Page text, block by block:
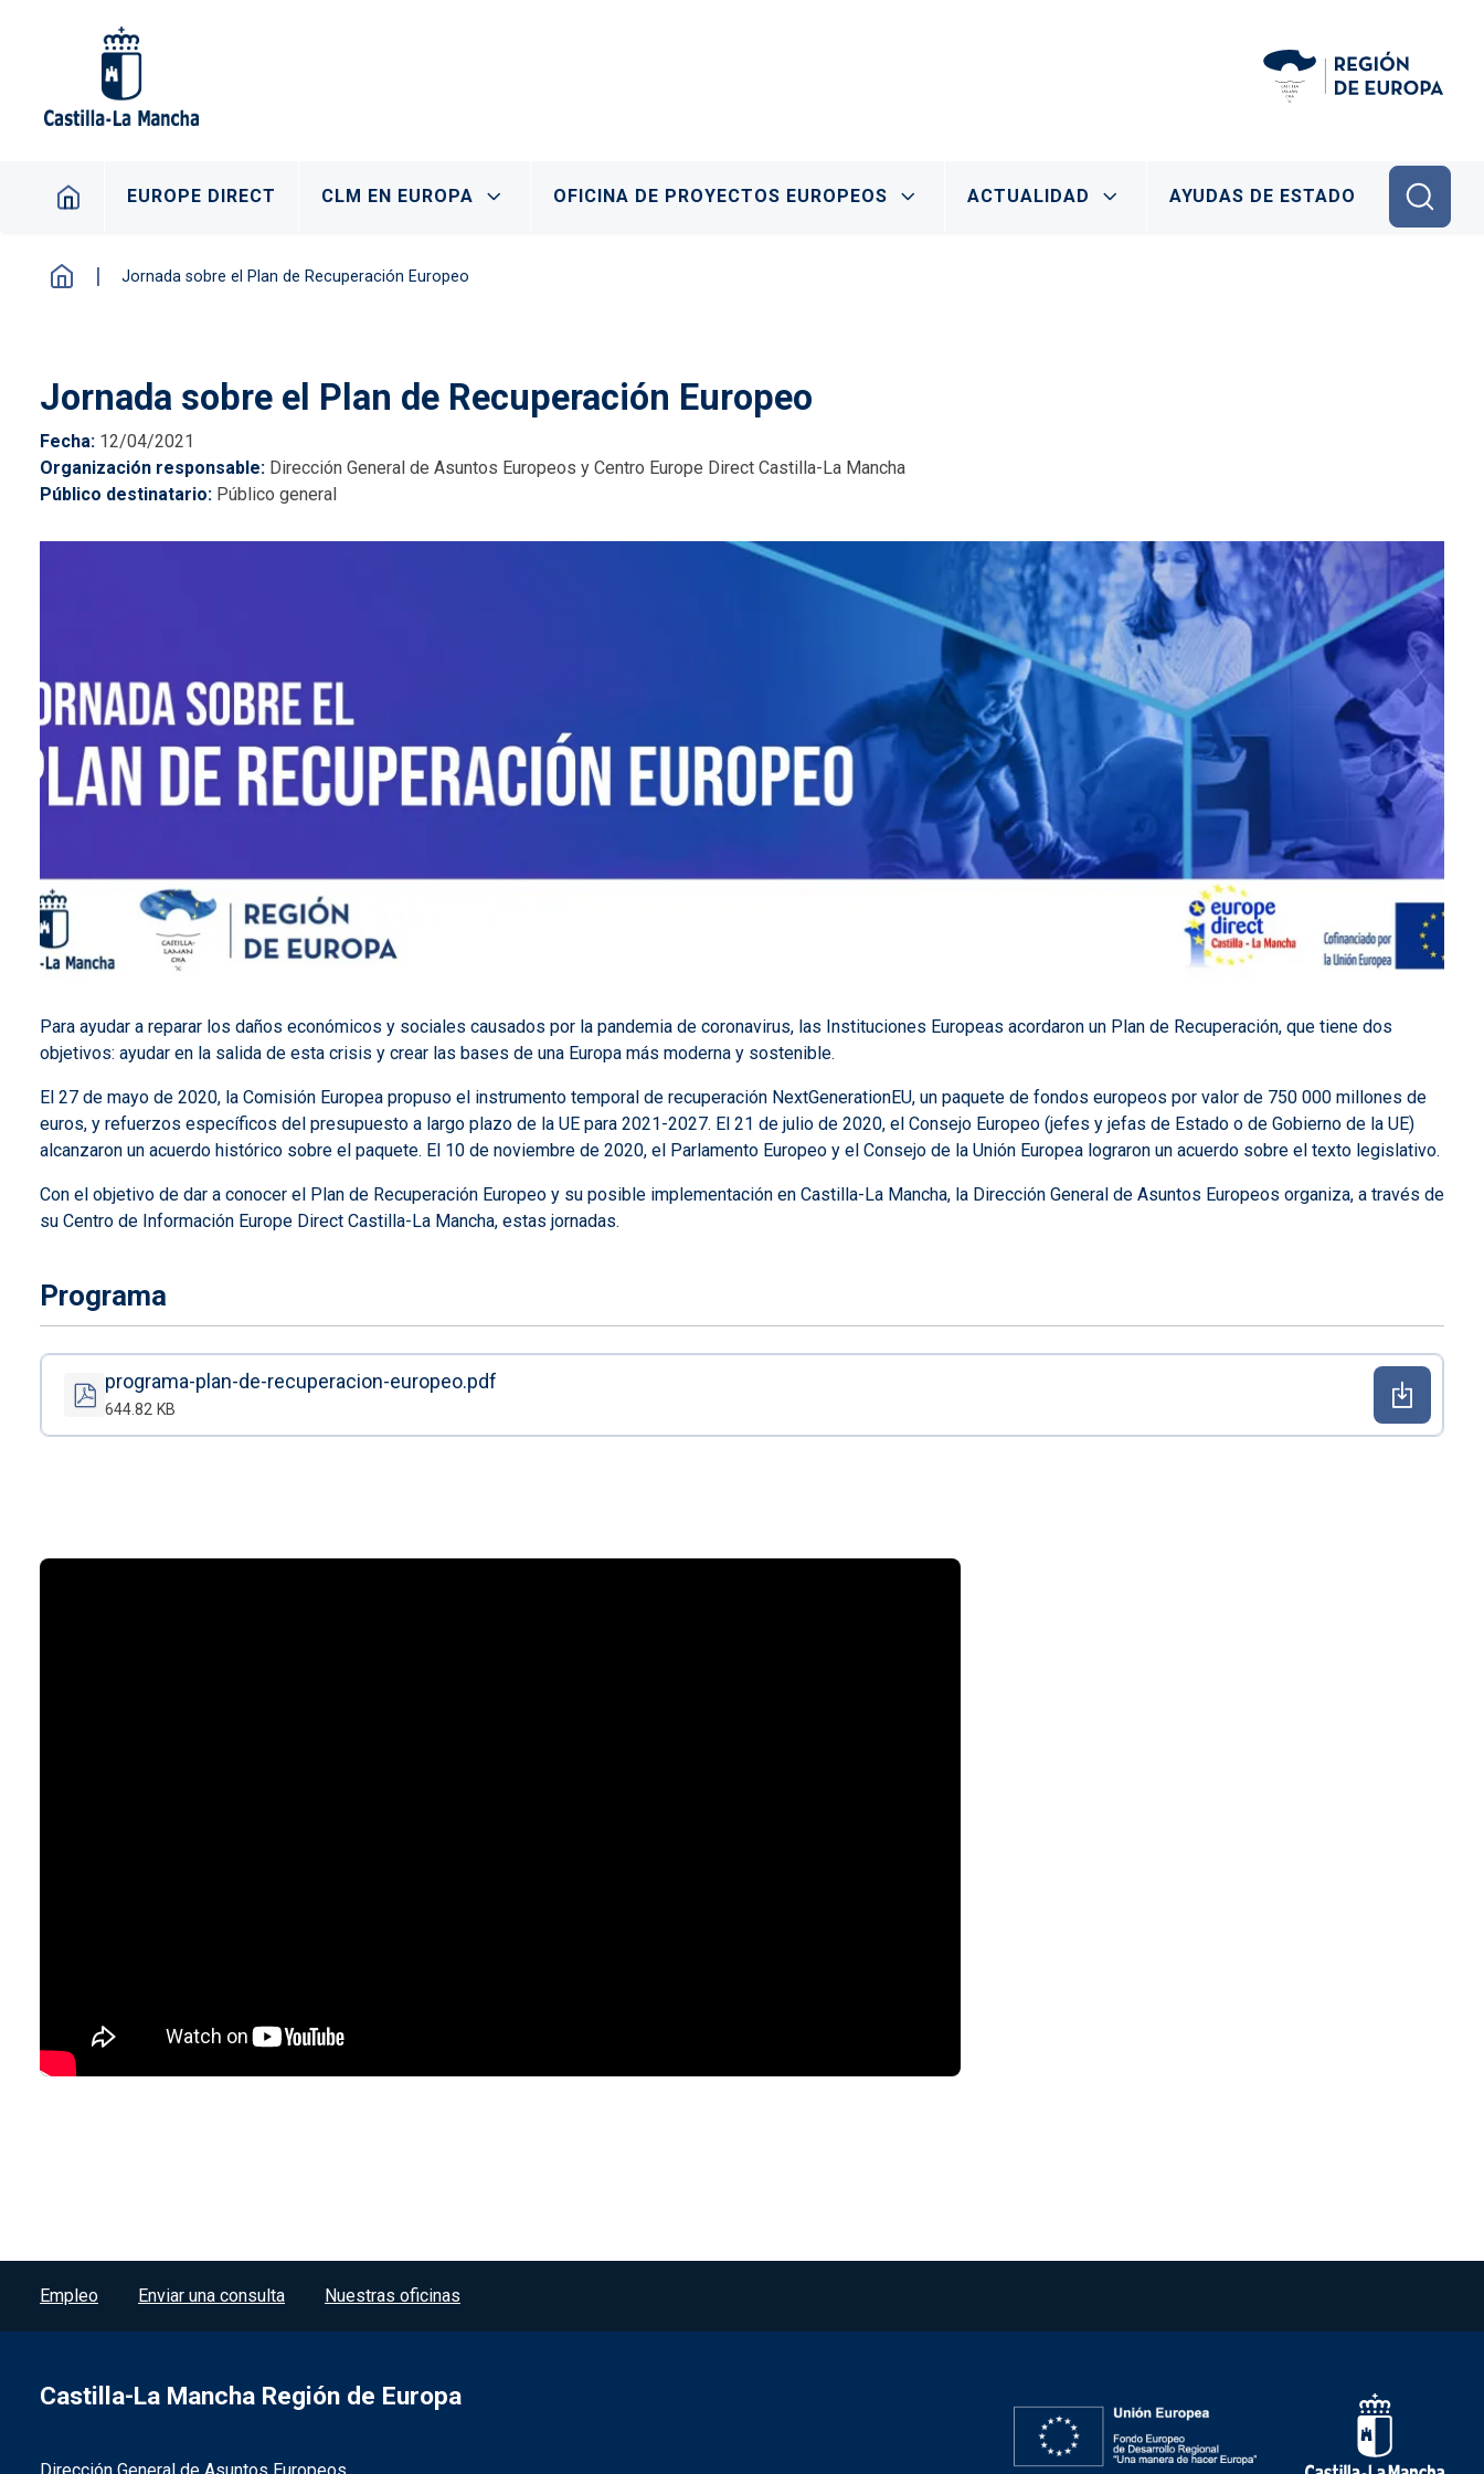
Navegación principal
EUROPE DIRECT CLM EN EUROPA OFICINA DE PROYECTOS EUROPEOS ACTUALIDAD AYUDAS DE ESTADO
Jornada sobre el Plan de Recuperación Europeo
Jornada sobre el Plan de Recuperación Europeo
Fecha 12/04/2021
Organización responsable Dirección General de Asuntos Europeos y Centro Europe Direct Castilla-La Mancha
Público destinatario Público general
Para ayudar a reparar los daños económicos y sociales causados por la pandemia de coronavirus, las Instituciones Europeas acordaron un Plan de Recuperación, que tiene dos
objetivos: ayudar en la salida de esta crisis y crear las bases de una Europa más moderna y sostenible.
El 27 de mayo de 2020, la Comisión Europea propuso el instrumento temporal de recuperación NextGenerationEU, un paquete de fondos europeos por valor de 750 000 millones de
euros, y refuerzos específicos del presupuesto a largo plazo de la UE para 2021-2027. El 21 de julio de 2020, el Consejo Europeo (jefes y jefas de Estado o de Gobierno de la UE)
alcanzaron un acuerdo histórico sobre el paquete. El 10 de noviembre de 2020, el Parlamento Europeo y el Consejo de la Unión Europea lograron un acuerdo sobre el texto legislativo.
Con el objetivo de dar a conocer el Plan de Recuperación Europeo y su posible implementación en Castilla-La Mancha, la Dirección General de Asuntos Europeos organiza, a través de
su Centro de Información Europe Direct Castilla-La Mancha, estas jornadas.
Programa
programa-plan-de-recuperacion-europeo.pdf
644.82 KB
Menú del pie
Empleo Enviar una consulta Nuestras oficinas
Castilla-La Mancha Región de Europa
Dirección General de Asuntos Europeos